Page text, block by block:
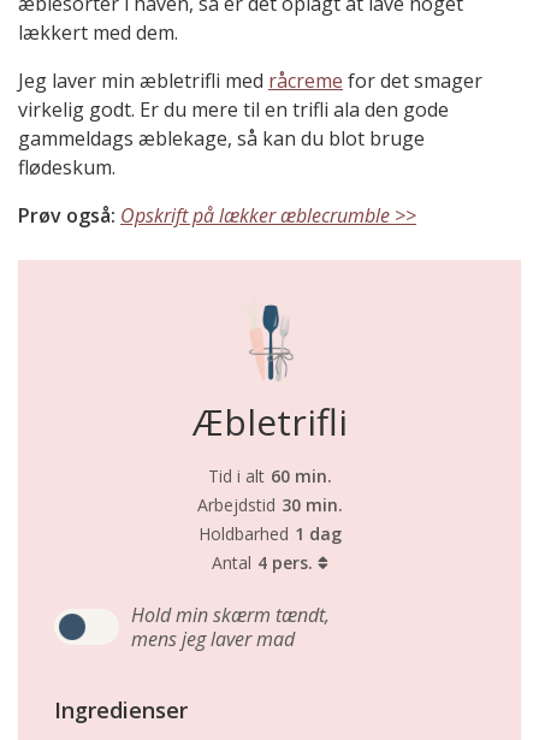
lækkert med dem.
Jeg laver min æbletrifli med råcreme for det smager
virkelig godt. Er du mere til en trifli ala den gode
gammeldags æblekage, så kan du blot bruge
flødeskum.
Prøv også: Opskrift på lækker æblecrumble >>
Æbletrifli
Tid i alt 60 min.
Arbejdstid 30 min.
Holdbarhed 1 dag
Antal 4 pers.
Hold min skærm tændt,
mens jeg laver mad
Ingredienser